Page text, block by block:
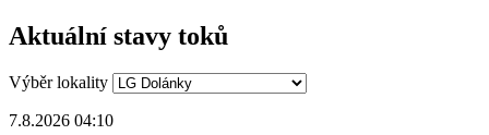
Aktuální stavy toků
Výběr lokality
7.8.2026 04:10